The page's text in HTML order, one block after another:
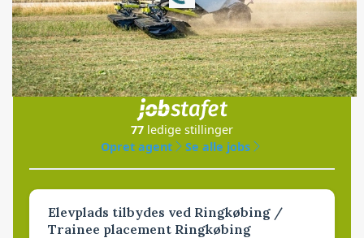
Jobs
i samarbejde med
77 ledige stillinger
Opret agent
Se alle jobs
Elevplads tilbydes ved Ringkøbing /
Trainee placement Ringkøbing